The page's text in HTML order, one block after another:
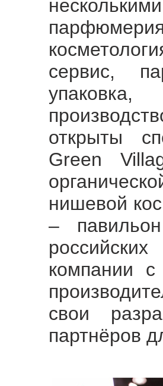
сервис,
открыты
Green
нишевой
–
компании
свои
партнёров